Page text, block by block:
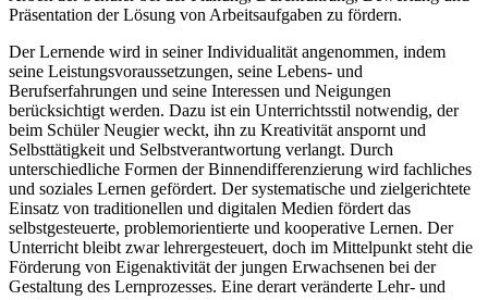
Präsentation der Lösung von Arbeitsaufgaben zu fördern.
Der Lernende wird in seiner Individualität angenommen, indem
seine Leistungsvoraussetzungen, seine Lebens- und
Berufserfahrungen und seine Interessen und Neigungen
berücksichtigt werden. Dazu ist ein Unterrichtsstil notwendig, der
beim Schüler Neugier weckt, ihn zu Kreativität anspornt und
Selbsttätigkeit und Selbstverantwortung verlangt. Durch
unterschiedliche Formen der Binnendifferenzierung wird fachliches
und soziales Lernen gefördert. Der systematische und zielgerichtete
Einsatz von traditionellen und digitalen Medien fördert das
selbstgesteuerte, problemorientierte und kooperative Lernen. Der
Unterricht bleibt zwar lehrergesteuert, doch im Mittelpunkt steht die
Förderung von Eigenaktivität der jungen Erwachsenen bei der
Gestaltung des Lernprozesses. Eine derart veränderte Lehr- und